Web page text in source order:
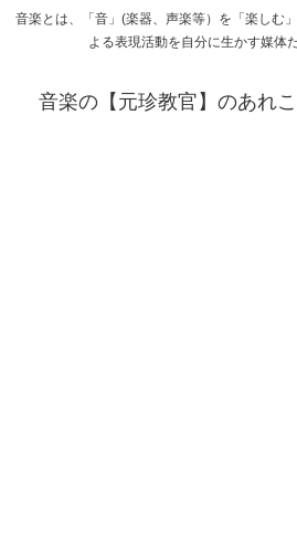
音楽とは、「音」(楽器、声楽等）を「楽しむ
よる表現活動を自分に生かす媒体
音楽の【元珍教官】のあれ